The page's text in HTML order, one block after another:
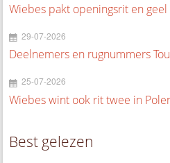
Wiebes pakt openingsrit en geel
29-07-2026
Deelnemers en rugnummers
25-07-2026
Wiebes wint ook rit twee in
Best gelezen